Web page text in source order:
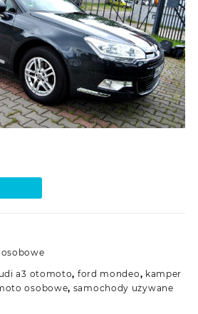
a3 otomoto, ford mondeo, kamper
osobowe, samochody używane